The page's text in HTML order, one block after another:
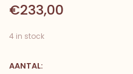
€233,00
4 in stock
AANTAL: